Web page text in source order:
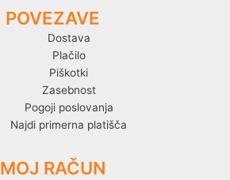
POVEZAVE
Dostava
Plačilo
Piškotki
Zasebnost
Pogoji poslovanja
Najdi primerna platišča
MOJ RAČUN